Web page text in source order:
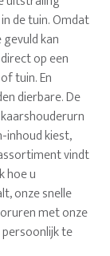
de tuin. Omdat
kan
op een
tuin. En
dierbare. De
inhoud kiest,
vindt
hoe u
onze snelle
met onze
te